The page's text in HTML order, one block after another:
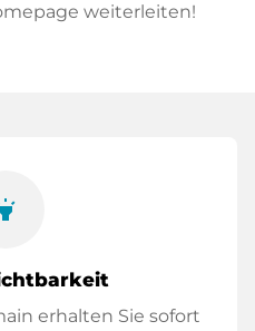
weiterleiten!
erhalten Sie sofort